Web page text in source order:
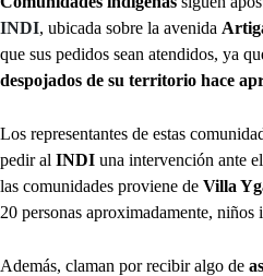
INDI, ubicada sobre la avenida
que sus pedidos sean atendidos, ya
despojados de su territorio hace
Los representantes de estas
pedir al INDI una intervención ante
las comunidades proviene de Villa
20 personas aproximadamente, niños
Además, claman por recibir algo de